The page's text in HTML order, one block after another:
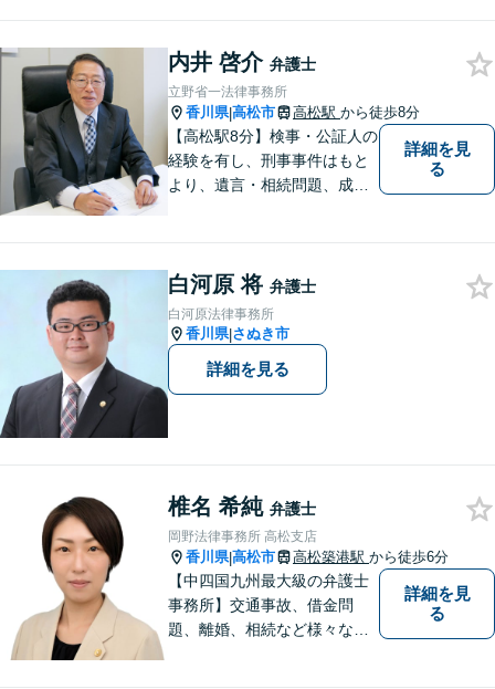
い。少しでもお役に立てるよ
う全力でサポートいたしま
す。
内井 啓介 弁護士
立野省一法律事務所
香川県|高松市 高松駅 から徒歩8分
【高松駅8分】検事・公証人の
経験を有し、刑事事件はもと
より、遺言・相続問題、成年
扱うほか、一般民事事件も取
り扱っております。
詳細を見
る
白河原 将 弁護士
白河原法律事務所
香川県|さぬき市
詳細を見る
椎名 希純 弁護士
岡野法律事務所 高松支店
香川県|高松市 高松築港駅 から徒歩6分
【中四国九州最大級の弁護士
事務所】交通事故、借金問
題、離婚、相続など様々な問
詳細を見
る